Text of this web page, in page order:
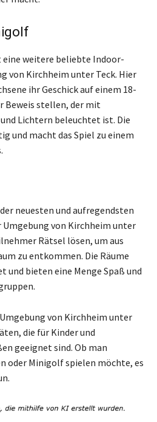
weitere beliebte Indoor-
von Kirchheim unter Teck. Hier
ihr Geschick auf einem 18-
stellen, der mit
Lichtern beleuchtet ist. Die
und macht das Spiel zu einem
neuesten und aufregendsten
von Kirchheim unter
Rätsel lösen, um aus
zu entkommen. Die Räume
bieten eine Menge Spaß und
von Kirchheim unter
die für Kinder und
geeignet sind. Ob man
oder Minigolf spielen möchte, es